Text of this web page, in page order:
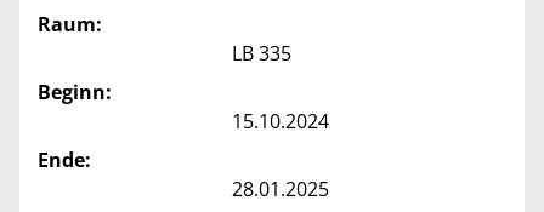
Raum:
LB 335
Beginn:
15.10.2024
Ende:
28.01.2025